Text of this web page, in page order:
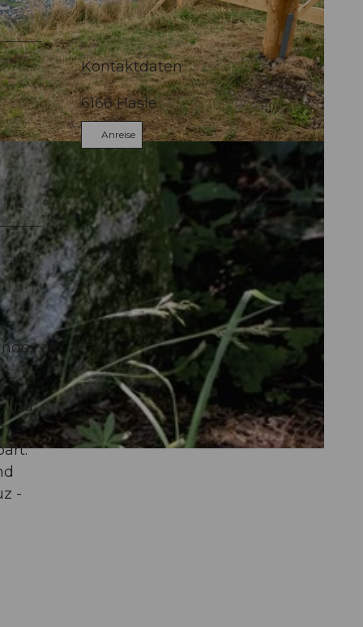
und
-
Kontaktdaten
6166Hasle
Anreise